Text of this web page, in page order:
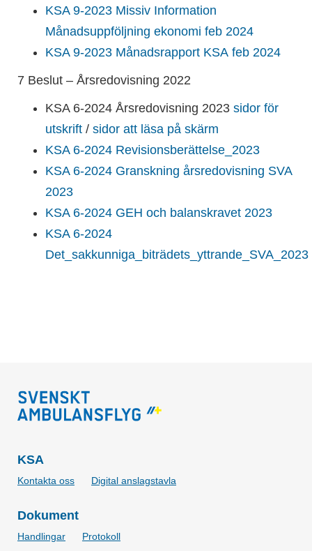
KSA 9-2023 Missiv Information
Månadsuppföljning ekonomi feb 2024
KSA 9-2023 Månadsrapport KSA feb 2024
7 Beslut – Årsredovisning 2022
KSA 6-2024 Årsredovisning 2023 sidor för
utskrift / sidor att läsa på skärm
KSA 6-2024 Revisionsberättelse_2023
KSA 6-2024 Granskning årsredovisning SVA
2023
KSA 6-2024 GEH och balanskravet 2023
KSA 6-2024
Det_sakkunniga_biträdets_yttrande_SVA_2023
KSA
Kontakta oss Digital anslagstavla
Dokument
Handlingar Protokoll